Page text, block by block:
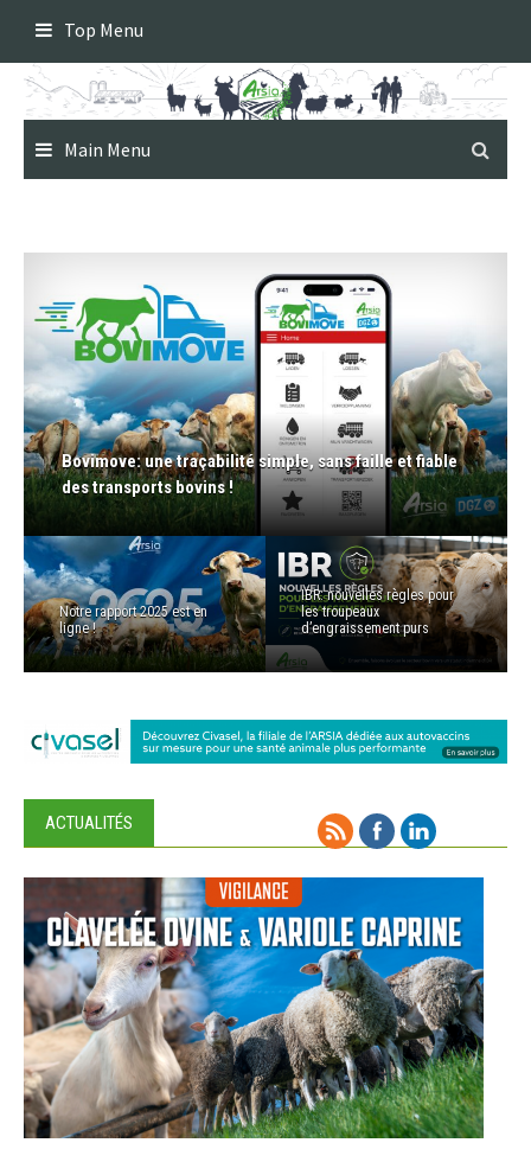
content
Top Menu
Main Menu
Bovimove: une traçabilité simple, sans faille et fiable
des transports bovins !
Notre rapport 2025 est en
ligne !
IBR: nouvelles règles pour
les troupeaux
d’engraissement purs
ACTUALITÉS